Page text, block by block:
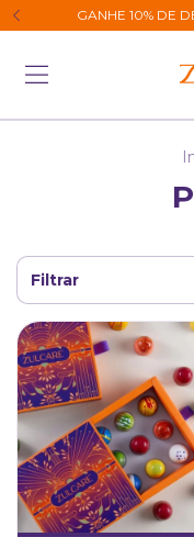
GANHE 10% DE
Filtrar